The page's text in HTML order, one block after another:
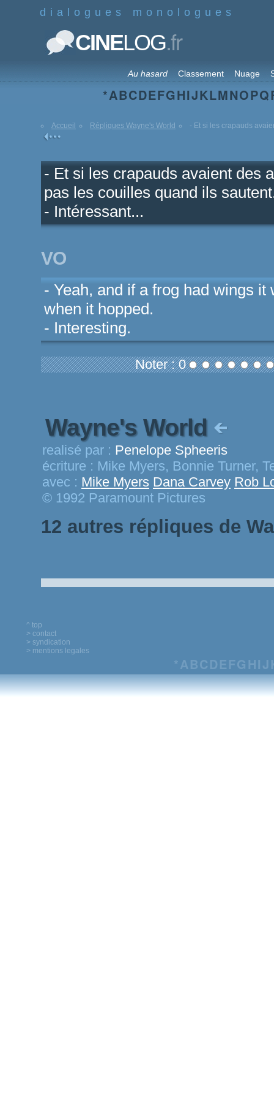
dialogues monologues
CINELOG.fr
Au hasard Classement Nuage
*ABCDEFGHIJKLMNOPQ
Accueil Répliques Wayne's World - Et si les crapauds
- Et si les crapauds avaient des
pas les couilles quand ils
- Intéressant...
VO
- Yeah, and if a frog had wings
when it hopped.
- Interesting.
Noter : 0
Wayne's World
realisé par : Penelope Spheeris
écriture : Mike Myers, Bonnie Turner,
avec : Mike Myers Dana Carvey Rob
© 1992 Paramount Pictures
12 autres répliques de
^ top
> contact
> syndication
> mentions legales
*ABCDEFG HIJ